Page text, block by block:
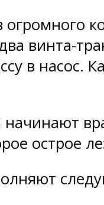
огромного
винта-
в насос.
начинают
острое